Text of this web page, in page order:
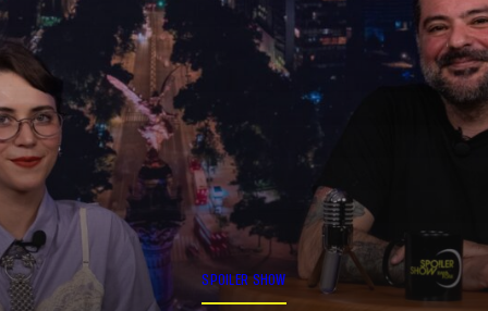
SPOILER SHOW